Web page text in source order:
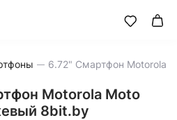
Motorola Moto
8bit.by